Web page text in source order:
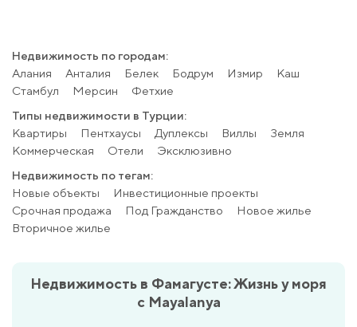
Недвижимость по городам:
Алания
Анталия Белек Бодрум Измир
Каш
Стамбул
Мерсин
Фетхие
Типы недвижимости в Турции:
Квартиры
Пентхаусы Дуплексы Виллы
Земля
Коммерческая
Отели
Эксклюзивно
Недвижимость по тегам:
Новые объекты
Инвестиционные проекты
Срочная продажа
Под Гражданство
Новое жилье
Вторичное жилье
Недвижимость в Фамагусте: Жизнь у моря
с Mayalanya